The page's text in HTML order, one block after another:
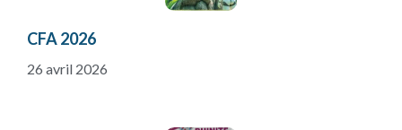
CFA 2026
26 avril 2026